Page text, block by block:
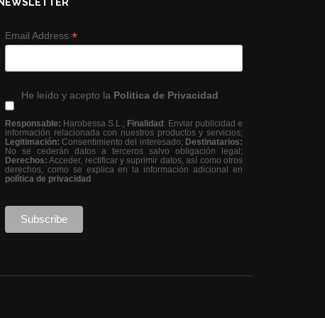
Email Address *
He leído y acepto la Politica de Privacidad
Responsable: Harobessa S.L.; Finalidad : Enviar publicidad e
información relacionada con nuestros productos y servicios;
Legitimación: Consentimiento del interesado; Destinatarios:
No se cederán datos a terceros salvo obligación legal;
Derechos: Acceder, rectificar y suprimir datos, así como otros
derechos, como se explica en la información adicional en
política de privacidad